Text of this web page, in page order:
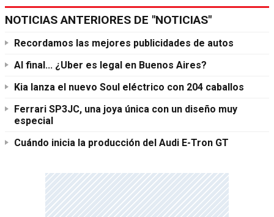
NOTICIAS ANTERIORES DE "NOTICIAS"
Recordamos las mejores publicidades de autos
Al final... ¿Uber es legal en Buenos Aires?
Kia lanza el nuevo Soul eléctrico con 204 caballos
Ferrari SP3JC, una joya única con un diseño muy
especial
Cuándo inicia la producción del Audi E-Tron GT